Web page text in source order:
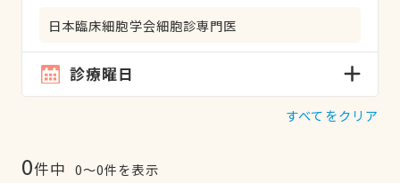
日本臨床細胞学会細胞診専門医
診療曜日
すべてをクリア
0件中 0〜0件を表示